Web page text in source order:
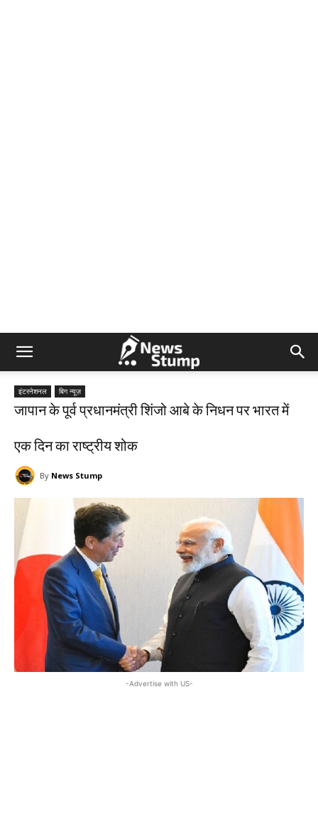
इंटरनेशनल बिग न्यूज़
जापान के पूर्व प्रधानमंत्री शिंजो आबे के निधन पर भारत में
एक दिन का राष्ट्रीय शोक
By News Stump
-Advertise with US-